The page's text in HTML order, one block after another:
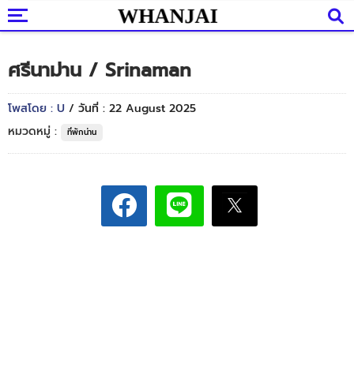
ศรีนาม่าน / Srinaman
โพสโดย : U / วันที่ : 22 August 2025
หมวดหมู่ :
ที่พักน่าน